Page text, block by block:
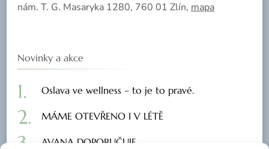
nám. T. G. Masaryka 1280, 760 01 Zlín, mapa
Novinky a akce
Oslava ve wellness – to je to pravé.
MÁME OTEVŘENO I V LÉTĚ
AVANA DOPORUČUJE …